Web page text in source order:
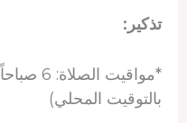
تذكير:
بالتوقيت المحلي)